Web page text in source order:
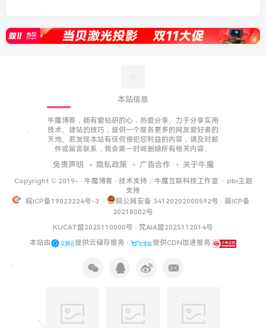
本站信息
牛魔博客，拥有爱钻研的心，热爱分享、力于分享实用
技术、建站的技巧，提供一个服务更多的网友爱好者的
天地。若发现本站有任何侵犯您利益的内容，请及时邮
件或留言联系，我会第一时间删除所有相关内容。
免责声明 隐私政策 广告合作 关于牛魔
Copyright © 2019- · 牛魔博客 · 技术支持： 牛魔互联科技工作室 · zibi主题
支持
皖ICP备19023224号-3 · 皖公网安备 34120202000592号 · 萌ICP备
20218002号
KUCAT盟2025110000号 · 梵AIA盟2025112014号
本站由
提供云储存服务 · 提供CDN加速服务